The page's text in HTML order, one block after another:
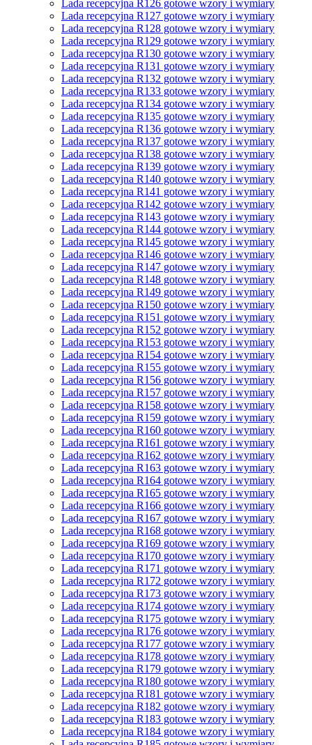
Lada recepcyjna R126 gotowe wzory i wymiary
Lada recepcyjna R127 gotowe wzory i wymiary
Lada recepcyjna R128 gotowe wzory i wymiary
Lada recepcyjna R129 gotowe wzory i wymiary
Lada recepcyjna R130 gotowe wzory i wymiary
Lada recepcyjna R131 gotowe wzory i wymiary
Lada recepcyjna R132 gotowe wzory i wymiary
Lada recepcyjna R133 gotowe wzory i wymiary
Lada recepcyjna R134 gotowe wzory i wymiary
Lada recepcyjna R135 gotowe wzory i wymiary
Lada recepcyjna R136 gotowe wzory i wymiary
Lada recepcyjna R137 gotowe wzory i wymiary
Lada recepcyjna R138 gotowe wzory i wymiary
Lada recepcyjna R139 gotowe wzory i wymiary
Lada recepcyjna R140 gotowe wzory i wymiary
Lada recepcyjna R141 gotowe wzory i wymiary
Lada recepcyjna R142 gotowe wzory i wymiary
Lada recepcyjna R143 gotowe wzory i wymiary
Lada recepcyjna R144 gotowe wzory i wymiary
Lada recepcyjna R145 gotowe wzory i wymiary
Lada recepcyjna R146 gotowe wzory i wymiary
Lada recepcyjna R147 gotowe wzory i wymiary
Lada recepcyjna R148 gotowe wzory i wymiary
Lada recepcyjna R149 gotowe wzory i wymiary
Lada recepcyjna R150 gotowe wzory i wymiary
Lada recepcyjna R151 gotowe wzory i wymiary
Lada recepcyjna R152 gotowe wzory i wymiary
Lada recepcyjna R153 gotowe wzory i wymiary
Lada recepcyjna R154 gotowe wzory i wymiary
Lada recepcyjna R155 gotowe wzory i wymiary
Lada recepcyjna R156 gotowe wzory i wymiary
Lada recepcyjna R157 gotowe wzory i wymiary
Lada recepcyjna R158 gotowe wzory i wymiary
Lada recepcyjna R159 gotowe wzory i wymiary
Lada recepcyjna R160 gotowe wzory i wymiary
Lada recepcyjna R161 gotowe wzory i wymiary
Lada recepcyjna R162 gotowe wzory i wymiary
Lada recepcyjna R163 gotowe wzory i wymiary
Lada recepcyjna R164 gotowe wzory i wymiary
Lada recepcyjna R165 gotowe wzory i wymiary
Lada recepcyjna R166 gotowe wzory i wymiary
Lada recepcyjna R167 gotowe wzory i wymiary
Lada recepcyjna R168 gotowe wzory i wymiary
Lada recepcyjna R169 gotowe wzory i wymiary
Lada recepcyjna R170 gotowe wzory i wymiary
Lada recepcyjna R171 gotowe wzory i wymiary
Lada recepcyjna R172 gotowe wzory i wymiary
Lada recepcyjna R173 gotowe wzory i wymiary
Lada recepcyjna R174 gotowe wzory i wymiary
Lada recepcyjna R175 gotowe wzory i wymiary
Lada recepcyjna R176 gotowe wzory i wymiary
Lada recepcyjna R177 gotowe wzory i wymiary
Lada recepcyjna R178 gotowe wzory i wymiary
Lada recepcyjna R179 gotowe wzory i wymiary
Lada recepcyjna R180 gotowe wzory i wymiary
Lada recepcyjna R181 gotowe wzory i wymiary
Lada recepcyjna R182 gotowe wzory i wymiary
Lada recepcyjna R183 gotowe wzory i wymiary
Lada recepcyjna R184 gotowe wzory i wymiary